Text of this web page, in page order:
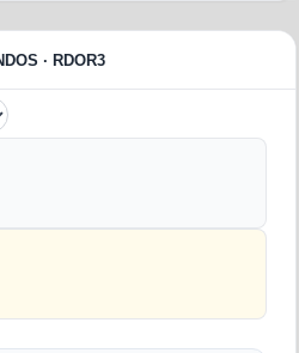
· RDOR3